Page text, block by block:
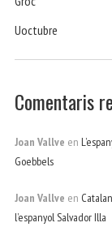
Uoctubre
Comentaris
Joan Vallve en
Goebbels
Joan Vallve en
l’espanyol Salvador Illa